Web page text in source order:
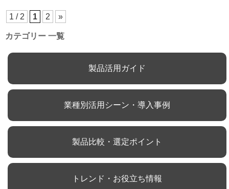
1 / 2 1 2 »
カテゴリー 一覧
製品活用ガイド
業種別活用シーン・導入事例
製品比較・選定ポイント
トレンド・お役立ち情報